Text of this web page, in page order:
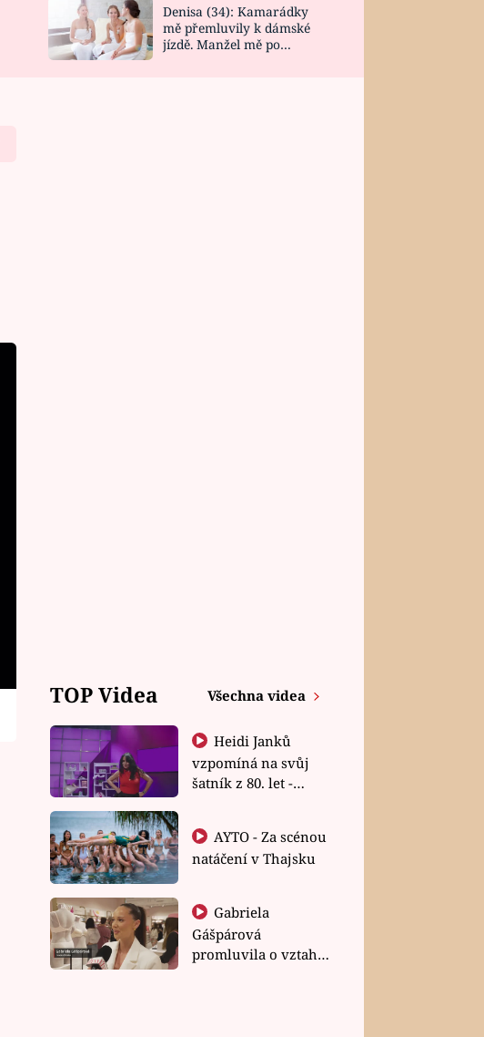
DESIGN
Denisa (34): Kamarádky
mě přemluvily k dámské
jízdě. Manžel mě po
TOP Videa Všechna videa
Heidi Janků
vzpomíná na svůj
šatník z 80. let -
natáčení v Thajsku
Gabriela
Gášpárová
promluvila o vztahu